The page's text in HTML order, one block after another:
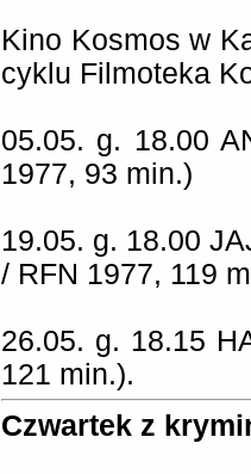
Kino Kosmos w
cyklu Filmoteka
05.05. g. 18.00
1977, 93 min.)
19.05. g. 18.00
/ RFN 1977, 119
26.05. g. 18.15
121 min.).
Czwartek z